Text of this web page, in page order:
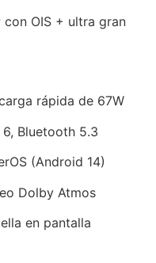
OIS + ultra gran
rápida de 67W
Bluetooth 5.3
(Android 14)
Dolby Atmos
en pantalla